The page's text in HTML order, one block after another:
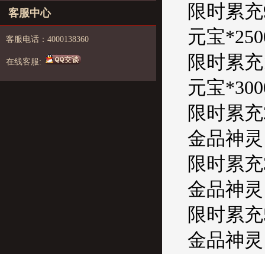
客服中心
客服电话：4000138360
在线客服:
限时累
元宝
限时累
元宝
限时累
金品神
限时累
金品神
限时累
金品神